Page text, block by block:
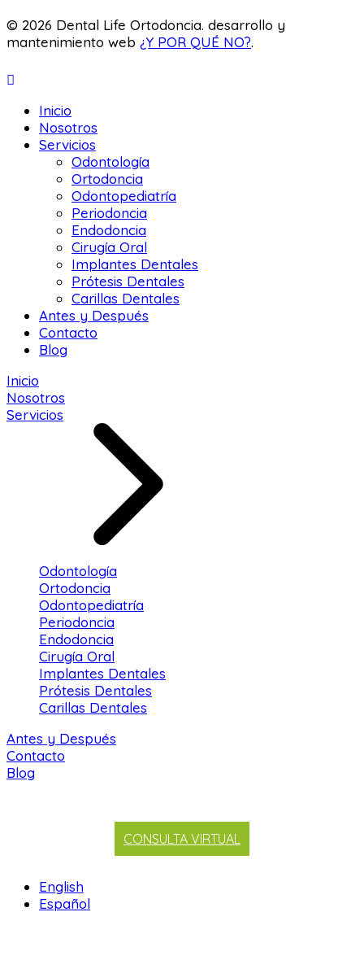
© 2026 Dental Life Ortodoncia. desarrollo y
mantenimiento web ¿Y POR QUÉ NO?.
Inicio
Nosotros
Servicios
Odontología
Ortodoncia
Odontopediatría
Periodoncia
Endodoncia
Cirugía Oral
Implantes Dentales
Prótesis Dentales
Carillas Dentales
Antes y Después
Contacto
Blog
Inicio
Nosotros
Servicios
Odontología
Ortodoncia
Odontopediatría
Periodoncia
Endodoncia
Cirugía Oral
Implantes Dentales
Prótesis Dentales
Carillas Dentales
Antes y Después
Contacto
Blog
CONSULTA VIRTUAL
English
Español